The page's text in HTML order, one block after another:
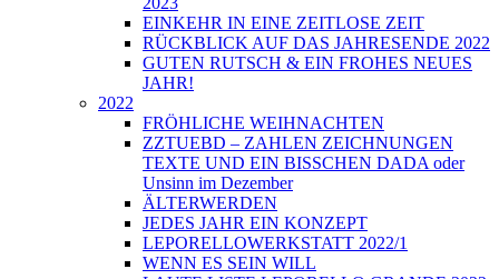
EINKEHR IN EINE ZEITLOSE ZEIT
RÜCKBLICK AUF DAS JAHRESENDE 2022
GUTEN RUTSCH & EIN FROHES NEUES
JAHR!
2022
FRÖHLICHE WEIHNACHTEN
ZZTUEBD – ZAHLEN ZEICHNUNGEN
TEXTE UND EIN BISSCHEN DADA oder
Unsinn im Dezember
ÄLTERWERDEN
JEDES JAHR EIN KONZEPT
LEPORELLOWERKSTATT 2022/1
WENN ES SEIN WILL